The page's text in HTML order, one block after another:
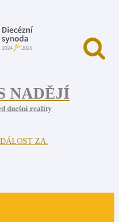
NADĚJÍ
dnešní reality
ZA: